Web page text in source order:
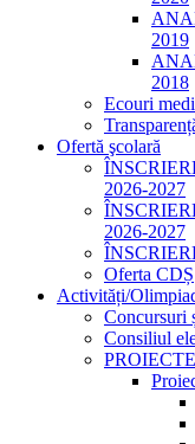
2019
2018
Ecouri
Ofertă şcolară
2026-2027
2026-2027
Oferta CDȘ
Activități/
Concursuri
Consiliul
PROIECTE